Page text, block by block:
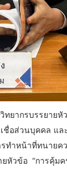
ทยากรบรรยาย
ชื่อส่วนบุคคล แ
ทำหน้าที่ทนายค
หัวข้อ “การคุ้ม